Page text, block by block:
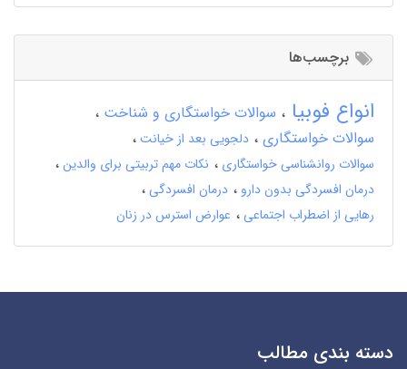
برچسب‌ها
انواع فوبیا
سوالات خواستگاری و شناخت
سوالات خواستگاری
دلجویی بعد از خیانت
سوالات روانشناسی خواستگاری
نکات مهم تربیتی برای والدین
درمان افسردگی بدون دارو
درمان افسردگی
رهایی از اضطراب اجتماعی
عوارض استرس در زنان
دسته بندی مطالب